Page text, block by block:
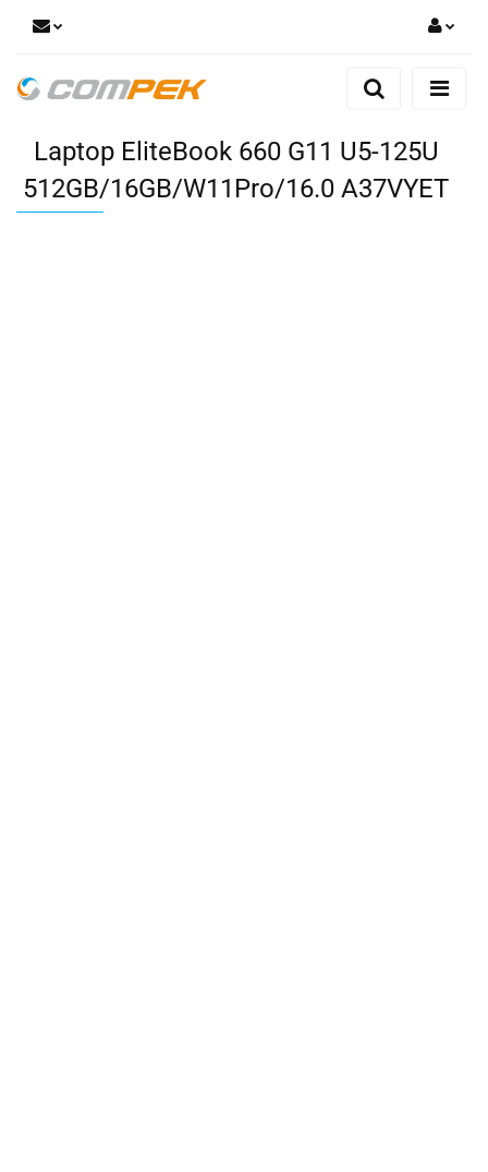
Zaloguj się
Dodaj zgłoszenie
Zgody cookies
Laptop EliteBook 660 G11 U5-125U
512GB/16GB/W11Pro/16.0 A37VYET